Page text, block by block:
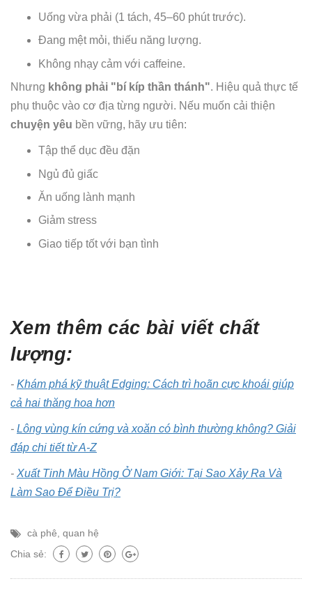
Uống vừa phải (1 tách, 45–60 phút trước).
Đang mệt mỏi, thiếu năng lượng.
Không nhạy cảm với caffeine.
Nhưng không phải "bí kíp thần thánh". Hiệu quả thực tế
phụ thuộc vào cơ địa từng người. Nếu muốn cải thiện
chuyện yêu bền vững, hãy ưu tiên:
Tập thể dục đều đặn
Ngủ đủ giấc
Ăn uống lành mạnh
Giảm stress
Giao tiếp tốt với bạn tình
Xem thêm các bài viết chất
lượng:
- Khám phá kỹ thuật Edging: Cách trì hoãn cực khoái giúp
cả hai thăng hoa hơn
- Lông vùng kín cứng và xoăn có bình thường không? Giải
đáp chi tiết từ A-Z
- Xuất Tinh Màu Hồng Ở Nam Giới: Tại Sao Xảy Ra Và
Làm Sao Để Điều Trị?
cà phê quan hệ
Chia sẻ: